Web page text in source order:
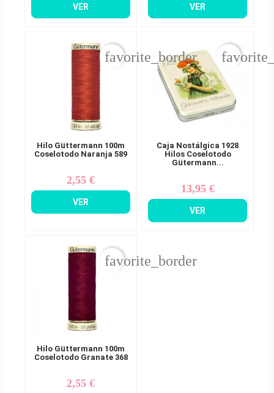
VER VER
Hilo Güttermann 100m
Coselotodo Naranja 589
Precio
2,55 €
VER
favorite_border
Caja Nostálgica 1928
Hilos Coselotodo
Gütermann...
Precio
13,95 €
VER
Hilo Güttermann 100m
Coselotodo Granate 368
Precio
2,55 €
favorite_border